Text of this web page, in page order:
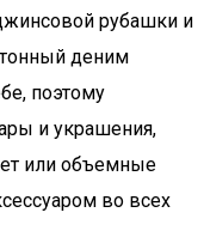
рубашки и
деним
поэтому
и украшения,
или объемные
во всех